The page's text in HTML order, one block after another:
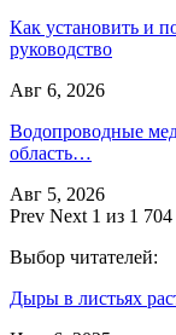
Как установить и
руководство
Авг 6, 2026
Водопроводные
область…
Авг 5, 2026
Prev Next 1 из 1 704
Выбор читателей:
Дыры в листьях